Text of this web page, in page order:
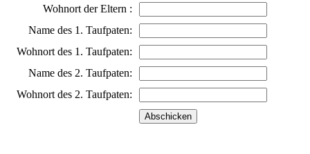
Wohnort der Eltern :
Name des 1. Taufpaten:
Wohnort des 1. Taufpaten:
Name des 2. Taufpaten:
Wohnort des 2. Taufpaten: